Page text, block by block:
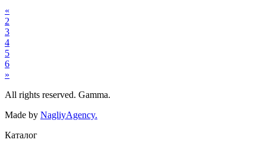
«
2
3
4
5
6
»
All rights reserved. Gamma.
Made by NagliyAgency.
Каталог